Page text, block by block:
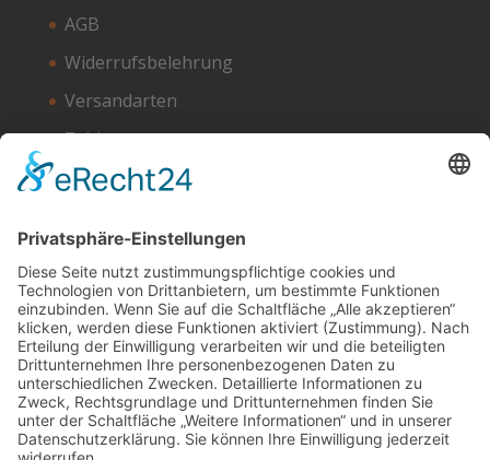
AGB
Widerrufsbelehrung
Versandarten
Zahlungsarten